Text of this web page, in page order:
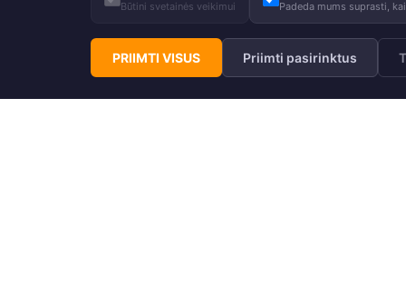
Būtini svetainės veikimui Padeda mums suprasti,
PRIIMTI VISUS Priimti pasirinktus